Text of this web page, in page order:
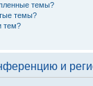
темы?
темы?
тем?
и